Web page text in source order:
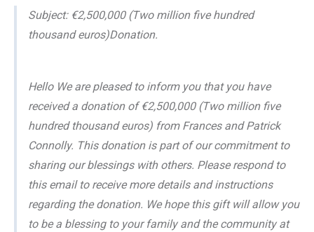
Subject: €2,500,000 (Two million five hundred
thousand euros)Donation.
Hello We are pleased to inform you that you have
received a donation of €2,500,000 (Two million five
hundred thousand euros) from Frances and Patrick
Connolly. This donation is part of our commitment to
sharing our blessings with others. Please respond to
this email to receive more details and instructions
regarding the donation. We hope this gift will allow you
to be a blessing to your family and the community at